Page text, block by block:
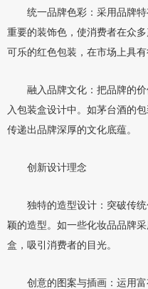
统一品牌色彩：采用品牌
重要的装饰色，使消费者在众
可乐的红色包装，在市场上具有
融入品牌文化：把品牌的
入包装盒设计中。如茅台酒的
传递出品牌深厚的文化底蕴。
创新设计理念
独特的造型设计：突破传
颖的造型。如一些化妆品品牌
盒，吸引消费者的目光。
创意的图案与插画：运用